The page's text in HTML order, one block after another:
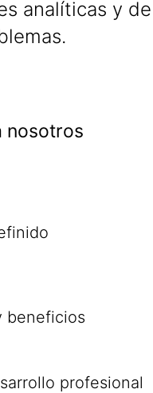
analíticas y de
nosotros
beneficios
profesional